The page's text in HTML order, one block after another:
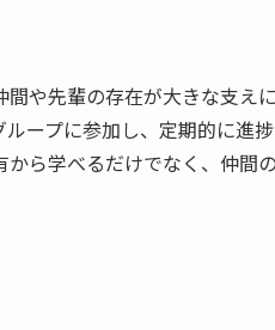
や先輩の存在が大きな支え
ープに参加し、定期的に進
ら学べるだけでなく、仲間